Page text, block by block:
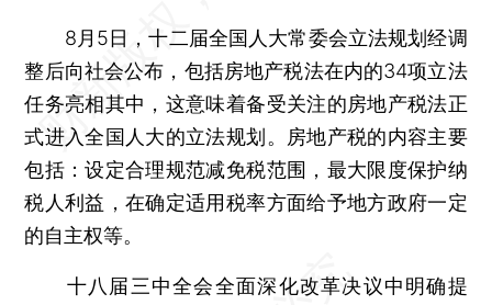
8月5日，十二届全国人大常委会立法规划经调
整后向社会公布，包括房地产税法在内的34项立法
任务亮相其中，这意味着备受关注的房地产税法正
式进入全国人大的立法规划。房地产税的内容主要
包括：设定合理规范减免税范围，最大限度保护纳
税人利益，在确定适用税率方面给予地方政府一定
的自主权等。
十八届三中全会全面深化改革决议中明确提